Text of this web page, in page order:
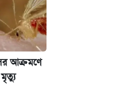
আক্রমণে